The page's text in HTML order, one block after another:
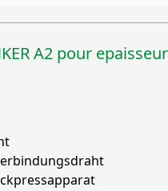
A2 pour